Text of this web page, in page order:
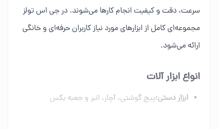
سرعت، دقت و کیفیت انجام کارها می‌شوند. در جی اس تولز
مجموعه‌ای کامل از ابزارهای مورد نیاز کاربران حرفه‌ای و خانگی
ارائه می‌شود.
انواع ابزار آلات
ابزار دستی:پیچ گوشتی، آچار، انبر و جعبه بکس